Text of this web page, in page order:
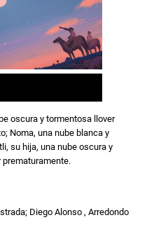
oscura y tormentosa llover
Noma, una nube blanca y
su hija, una nube oscura y
Diego Alonso , Arredondo